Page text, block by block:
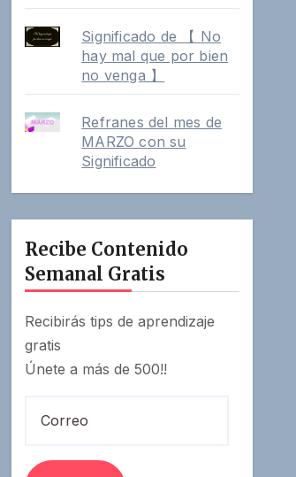
Significado de 【 No
hay mal que por bien
no venga 】
Refranes del mes de
MARZO con su
Significado
Recibe Contenido
Semanal Gratis
Recibirás tips de aprendizaje
gratis
Únete a más de 500!!